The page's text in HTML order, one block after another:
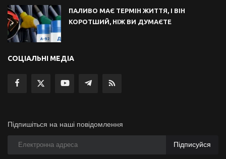
ПАЛИВО МАЄ ТЕРМІН ЖИТТЯ, І ВІН
КОРОТШИЙ, НІЖ ВИ ДУМАЄТЕ
СОЦІАЛЬНІ МЕДІА
Підпишіться на наші повідомлення
Підписуйся